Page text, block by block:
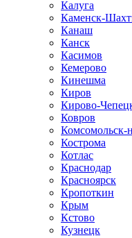
Калуга
Каменск-
Канаш
Канск
Касимов
Кемерово
Кинешма
Киров
Кирово-
Ковров
Комсомольск-
Кострома
Котлас
Краснодар
Красноярск
Кропоткин
Крым
Кстово
Кузнецк